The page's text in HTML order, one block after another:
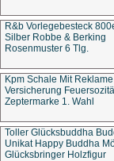
R&b Vorlegebesteck
Silber Robbe & Berking
Rosenmuster 6 Tlg.
Kpm Schale Mit Reklame
Versicherung
Zeptermarke 1. Wahl
Toller Glücksbuddha
Unikat Happy Buddha
Glücksbringer Holzfigur